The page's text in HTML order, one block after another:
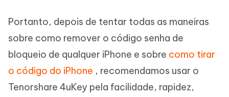
Portanto, depois de tentar todas as maneiras
sobre como remover o código senha de
bloqueio de qualquer iPhone e sobre como tirar
o código do iPhone , recomendamos usar o
Tenorshare 4uKey pela facilidade, rapidez,